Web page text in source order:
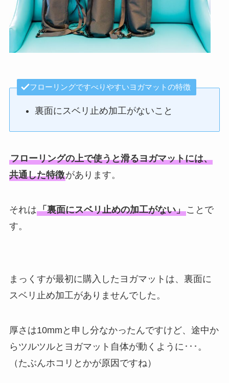
フローリングですべりやすいヨガマットの特徴
裏面にスベリ止め加工がないこと
フローリングの上で使うと滑るヨガマットには、
共通した特徴があります。
それは「裏面にスベリ止めの加工がない」ことで
す。
まっくすが最初に購入したヨガマットは、裏面に
スベリ止め加工がありませんでした。
厚さは10mmと申し分なかったんですけど、途中か
らツルツルとヨガマット自体が動くように･･･。
（たぶんホコリとかが原因ですね）